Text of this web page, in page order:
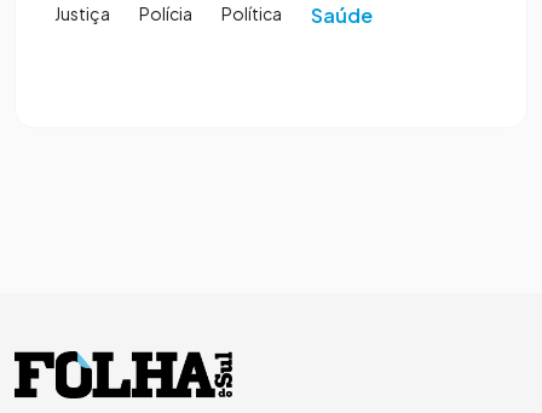
Justiça Polícia Política Saúde